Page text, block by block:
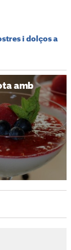
i dolços a
amb